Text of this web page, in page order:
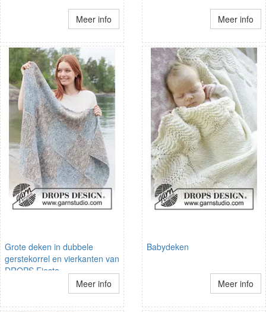
Meer info Meer info
Grote deken in dubbele
gerstekorrel en vierkanten van
DROPS Fiesta
Meer info
Babydeken
Meer info